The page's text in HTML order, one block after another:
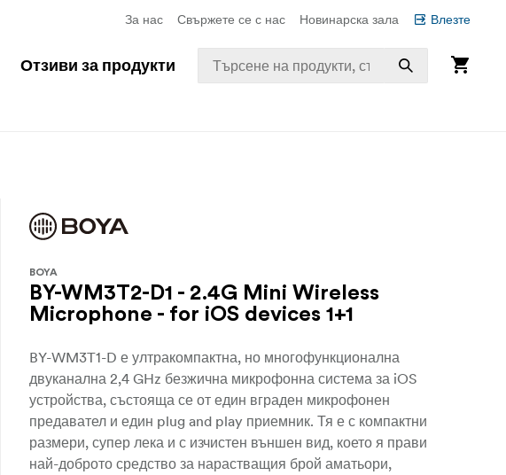
За нас Свържете се с нас Новинарска зала Влезте
Отзиви за продукти
BOYA
BY-WM3T2-D1 - 2.4G Mini Wireless
Microphone - for iOS devices 1+1
BY-WM3T1-D е ултракомпактна, но многофункционална
двуканална 2,4 GHz безжична микрофонна система за iOS
устройства, състояща се от един вграден микрофонен
предавател и един plug and play приемник. Тя е с компактни
размери, супер лека и с изчистен външен вид, което я прави
най-доброто средство за нарастващия брой аматьори,